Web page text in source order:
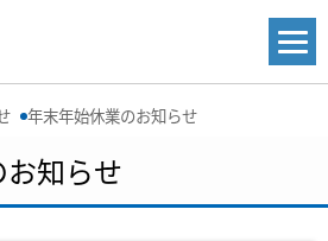
年末年始休業のお知らせ
知らせ